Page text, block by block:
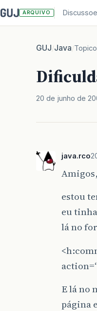
ARQUIVO
GUJ/Java/Topico
20 de junho de
java.rco
Amigos,
estou
eu
lá no
E lá no
página